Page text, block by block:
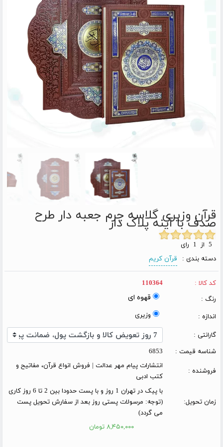
قرآن وزیری گلاسه چرم جعبه دار طرح
صدف با آینه پلاک دار
دسته بندی :
قرآن کریم
کد کالا :
110364
رنگ :
قهوه ای
اندازه : وزیری
گارانتی :
شناسه قیمت :
6853
فروشنده :
انتشارات پیام مهر عدالت | فروش انواع قرآن، مفاتیح و
کتب ادبی
زمان تحویل:
با پیک در تهران 1 روز و با پست حدودا بین 2 تا 6 روز کاری
(توجه: مرسولات پستی روز بعد از سفارش تحویل پست
می گردد)
۸,۴۵۰,۰۰۰ تومان